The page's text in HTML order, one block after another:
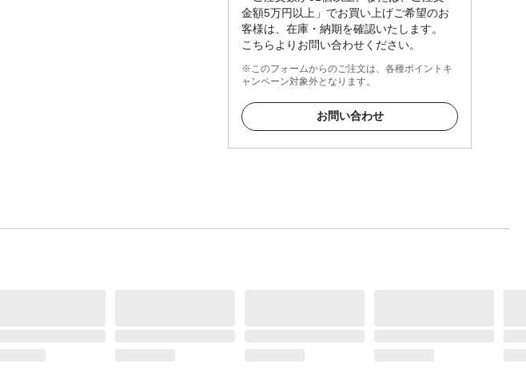
金額5万円以上」でお買い上げご希望のお
客様は、在庫・納期を確認いたします。
こちらよりお問い合わせください。
※このフォームからのご注文は、各種ポイントキ
ャンペーン対象外となります。
お問い合わせ